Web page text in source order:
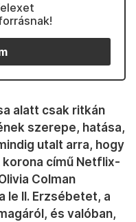
alatt csak ritkán
szerepe, hatása,
utalt arra, hogy
korona című Netflix-
Colman
II. Erzsébetet, a
és valóban,